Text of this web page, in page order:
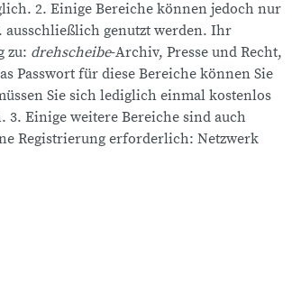
2. Einige Bereiche können jedoch nur
ausschließlich genutzt werden. Ihr
zu: drehscheibe-Archiv, Presse und Recht,
Passwort für diese Bereiche können Sie
Sie sich lediglich einmal kostenlos
Einige weitere Bereiche sind auch
Registrierung erforderlich: Netzwerk